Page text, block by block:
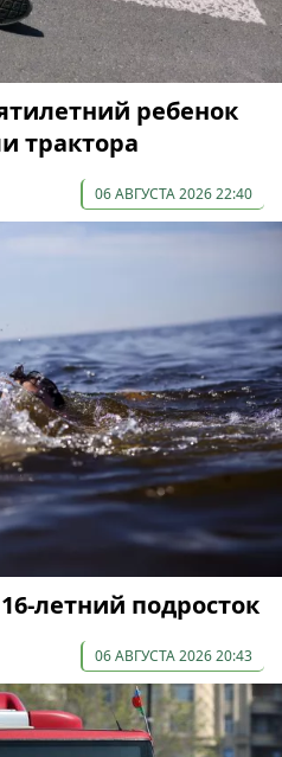
ребенок
трактора
06 АВГУСТА 2026 22:40
летний подросток
06 АВГУСТА 2026 20:43